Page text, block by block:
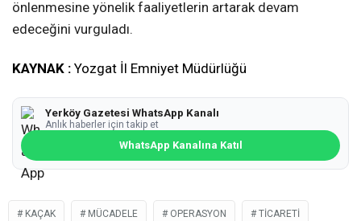
önlenmesine yönelik faaliyetlerin artarak devam
edeceğini vurguladı.
KAYNAK : Yozgat İl Emniyet Müdürlüğü
Yerköy Gazetesi WhatsApp Kanalı
Anlık haberler için takip et
WhatsApp Kanalına Katıl
KAÇAK MÜCADELE OPERASYON TICARETI